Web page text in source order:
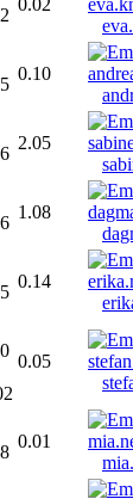
0.02
0.10
2.05
1.08
0.14
0.05
0.01